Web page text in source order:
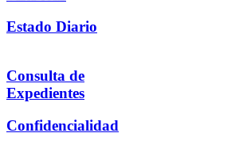
Estado Diario
Consulta de
Expedientes
Confidencialidad